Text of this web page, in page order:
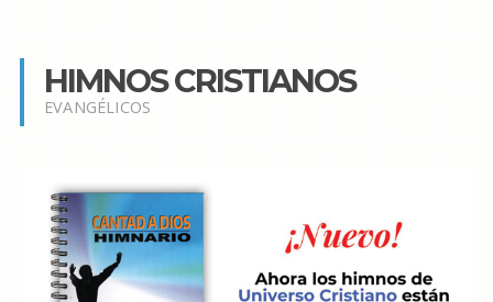
HIMNOS CRISTIANOS
EVANGÉLICOS